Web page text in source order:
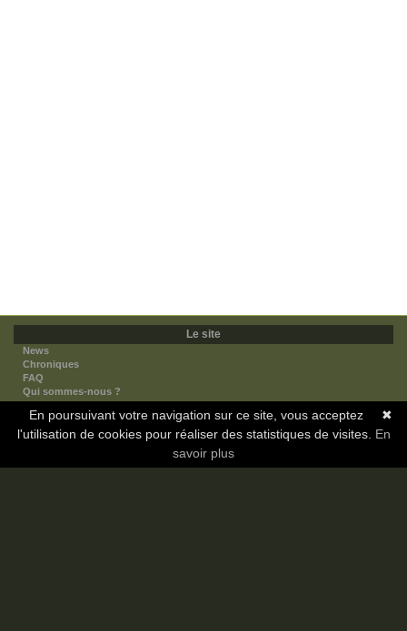
Le site
News
Chroniques
FAQ
Qui sommes-nous ?
Nos partenaires
Faites-nous connaitre
Nous contacter
✖
En poursuivant votre navigation sur ce site, vous acceptez
l'utilisation de cookies pour réaliser des statistiques de visites. En
savoir plus